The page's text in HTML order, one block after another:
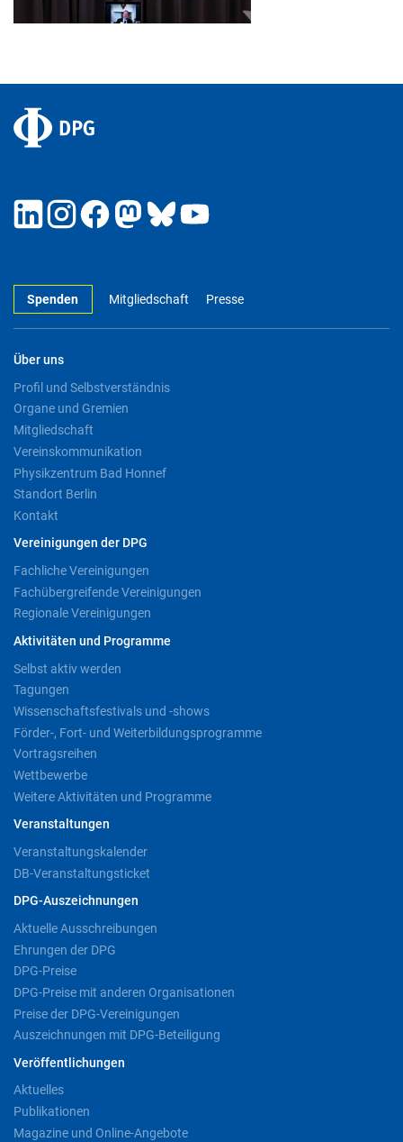
Spenden Mitgliedschaft Presse
Über uns
Profil und Selbstverständnis
Organe und Gremien
Mitgliedschaft
Vereinskommunikation
Physikzentrum Bad Honnef
Standort Berlin
Kontakt
Vereinigungen der DPG
Fachliche Vereinigungen
Fachübergreifende Vereinigungen
Regionale Vereinigungen
Aktivitäten und Programme
Selbst aktiv werden
Tagungen
Wissenschaftsfestivals und -shows
Förder-, Fort- und Weiterbildungsprogramme
Vortragsreihen
Wettbewerbe
Weitere Aktivitäten und Programme
Veranstaltungen
Veranstaltungskalender
DB-Veranstaltungsticket
DPG-Auszeichnungen
Aktuelle Ausschreibungen
Ehrungen der DPG
DPG-Preise
DPG-Preise mit anderen Organisationen
Preise der DPG-Vereinigungen
Auszeichnungen mit DPG-Beteiligung
Veröffentlichungen
Aktuelles
Publikationen
Magazine und Online-Angebote